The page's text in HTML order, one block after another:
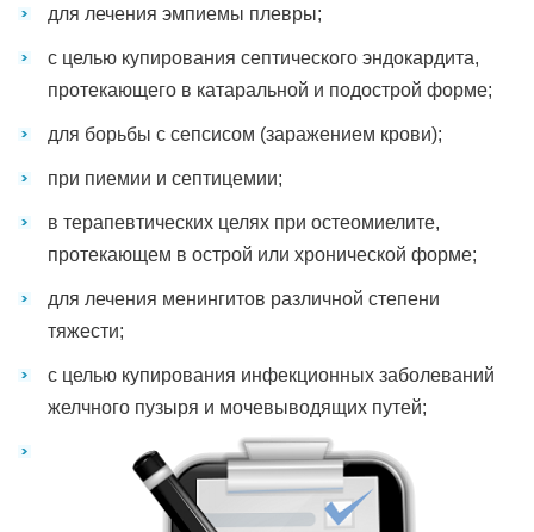
для лечения эмпиемы плевры;
с целью купирования септического эндокардита,
протекающего в катаральной и подострой форме;
для борьбы с сепсисом (заражением крови);
при пиемии и септицемии;
в терапевтических целях при остеомиелите,
протекающем в острой или хронической форме;
для лечения менингитов различной степени
тяжести;
с целью купирования инфекционных заболеваний
желчного пузыря и мочевыводящих путей;